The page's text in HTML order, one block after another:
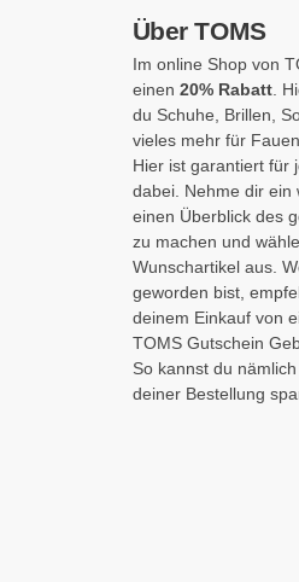
Über TOMS
Im online Shop von
einen 20% Rabatt.
du Schuhe, Brillen,
vieles mehr für
Hier ist garantiert für
dabei. Nehme dir ein
einen Überblick des
zu machen und
Wunschartikel aus.
geworden bist,
deinem Einkauf von
TOMS Gutschein
So kannst du
deiner Bestellung